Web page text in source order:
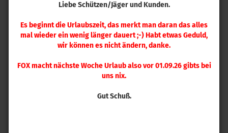
Liebe Schützen/Jäger und Kunden.
Es beginnt die Urlaubszeit, das merkt man daran das alles
mal wieder ein wenig länger dauert ;-) Habt etwas Geduld,
wir können es nicht ändern, danke.
FOX macht nächste Woche Urlaub also vor 01.09.26 gibts bei
uns nix.
Gut Schuß.